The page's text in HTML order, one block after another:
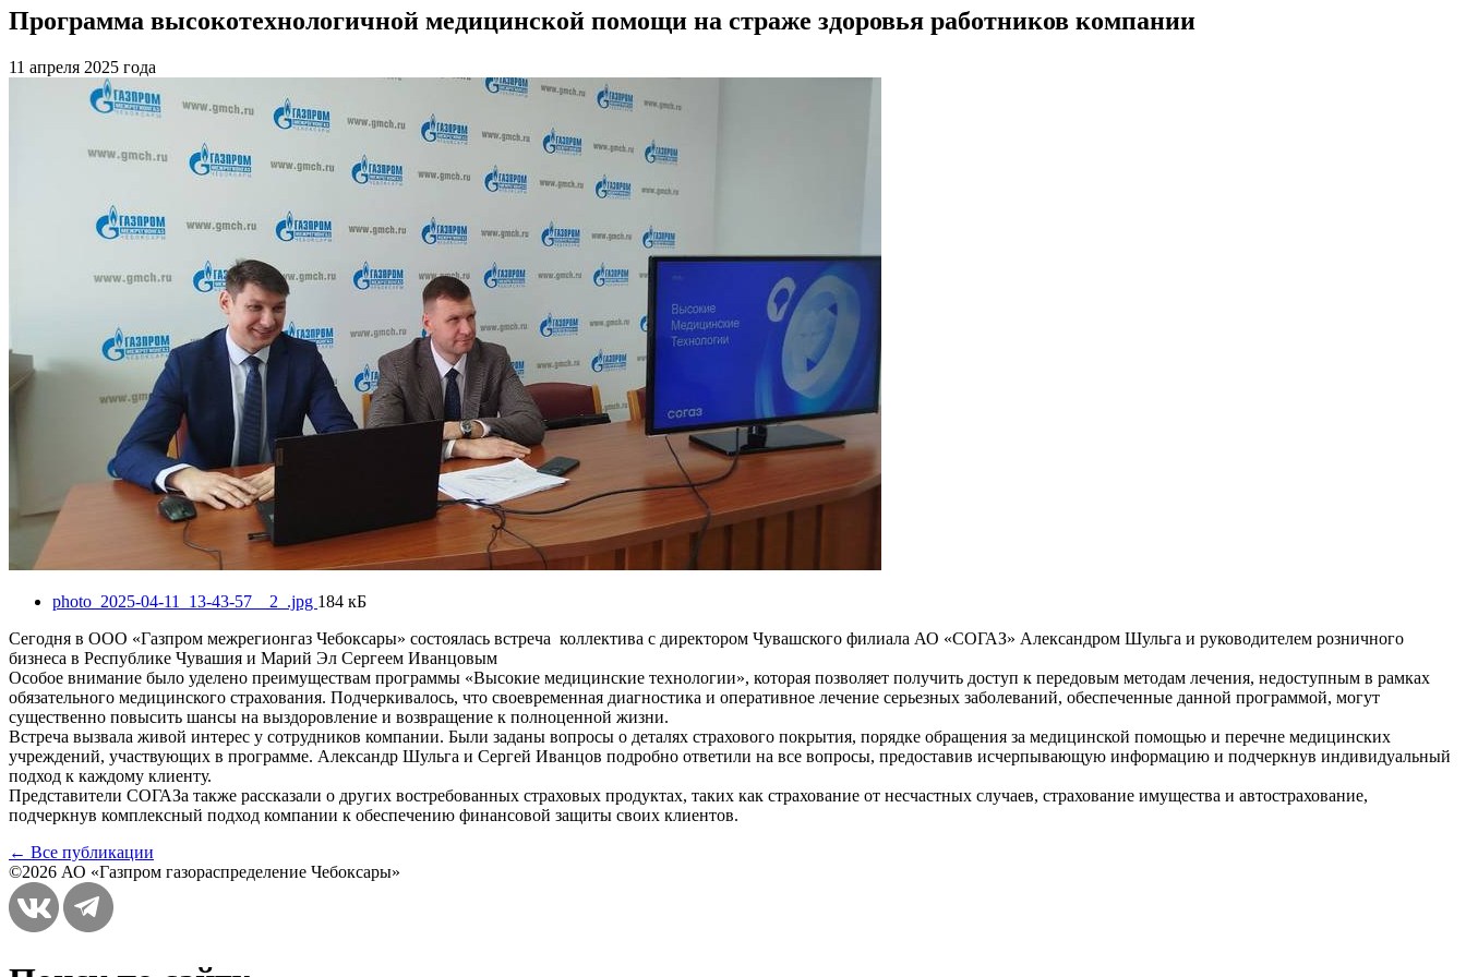
Программа высокотехнологичной медицинской помощи на страже здоровья работников компании
11 апреля 2025 года
photo_2025-04-11_13-43-57__2_.jpg 184 кБ
Сегодня в ООО «Газпром межрегионгаз Чебоксары» состоялась встреча коллектива с директором Чувашского филиала АО «СОГАЗ» Александром Шульга и руководителем розничного
бизнеса в Республике Чувашия и Марий Эл Сергеем Иванцовым
Особое внимание было уделено преимуществам программы «Высокие медицинские технологии», которая позволяет получить доступ к передовым методам лечения, недоступным в рамках
обязательного медицинского страхования. Подчеркивалось, что своевременная диагностика и оперативное лечение серьезных заболеваний, обеспеченные данной программой, могут
существенно повысить шансы на выздоровление и возвращение к полноценной жизни.
Встреча вызвала живой интерес у сотрудников компании. Были заданы вопросы о деталях страхового покрытия, порядке обращения за медицинской помощью и перечне медицинских
учреждений, участвующих в программе. Александр Шульга и Сергей Иванцов подробно ответили на все вопросы, предоставив исчерпывающую информацию и подчеркнув индивидуальный
подход к каждому клиенту.
Представители СОГАЗа также рассказали о других востребованных страховых продуктах, таких как страхование от несчастных случаев, страхование имущества и автострахование,
подчеркнув комплексный подход компании к обеспечению финансовой защиты своих клиентов.
← Все публикации
©2026 АО «Газпром газораспределение Чебоксары»